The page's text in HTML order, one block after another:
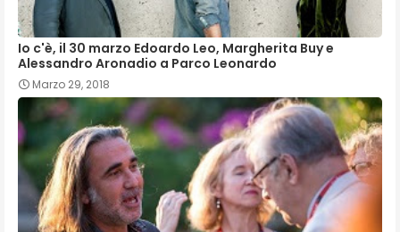
Io c'è, il 30 marzo Edoardo Leo, Margherita Buy e
Alessandro Aronadio a Parco Leonardo
Marzo 29, 2018